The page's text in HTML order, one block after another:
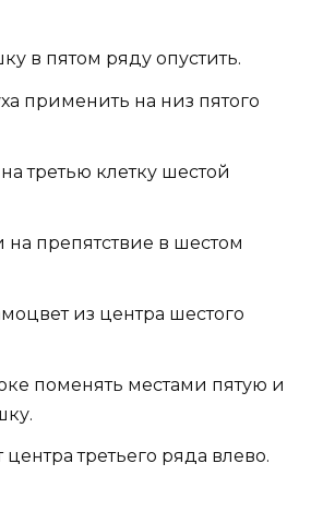
в пятом ряду опустить.
применить на низ пятого
третью клетку шестой
на препятствие в шестом
из центра шестого
поменять местами пятую и
центра третьего ряда влево.